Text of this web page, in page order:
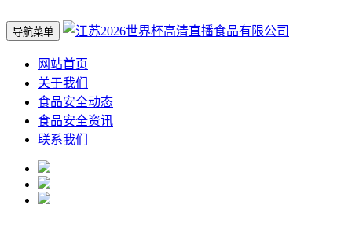
导航菜单
网站首页
关于我们
食品安全动态
食品安全资讯
联系我们